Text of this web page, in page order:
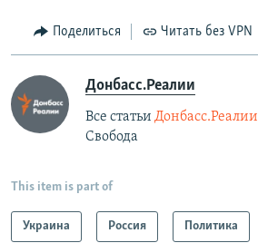
Поделиться Читать без VPN
Донбасс.Реалии
Все статьи Донбасс.Реалии
Свобода
This item is part of
Украина Россия Политика